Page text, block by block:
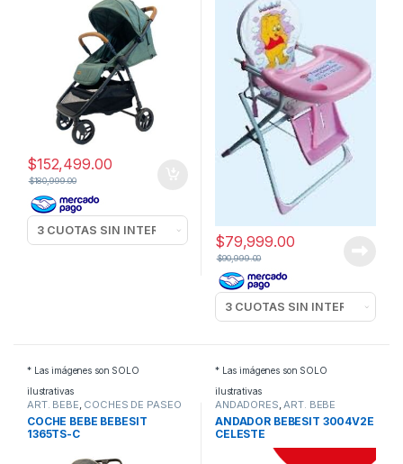
$152,499.00
$180,999.00
$79,999.00
$90,999.00
* Las imágenes son SOLO
ilustrativas
ART. BEBE, COCHES DE PASEO
COCHE BEBE BEBESIT
1365TS-C
* Las imágenes son SOLO
ilustrativas
ANDADORES,ART. BEBE
ANDADOR BEBESIT 3004V2E
CELESTE